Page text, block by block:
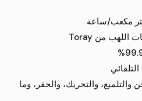
والتحريك، والحفر، وما